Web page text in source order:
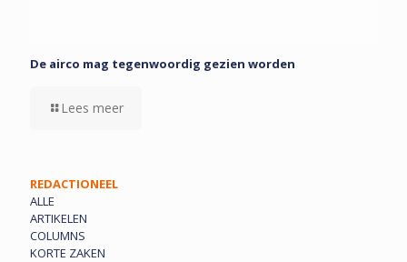
De airco mag tegenwoordig gezien worden
Lees meer
REDACTIONEEL
ALLE
ARTIKELEN
COLUMNS
KORTE ZAKEN